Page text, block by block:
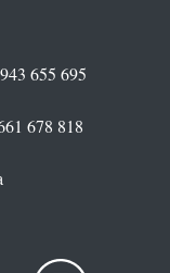
655 695
678 818